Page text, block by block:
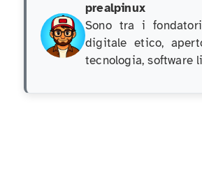
prealpinux
Sono tra i
digitale etico,
tecnologia, software